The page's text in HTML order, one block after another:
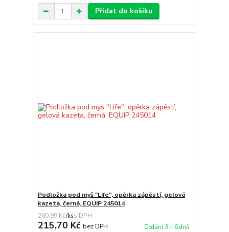
Přidat do košíku
Podložka pod myš "Life", opěrka zápěstí, gelová
kazeta, černá, EQUIP 245014
260,99 Kč/ks
215,70 Kč bez DPH Dodání 3 – 6 dnů